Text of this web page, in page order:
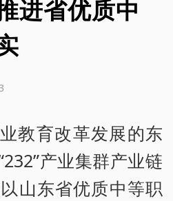
进省优质中
教育改革发展的东
产业集群产业链
山东省优质中等职